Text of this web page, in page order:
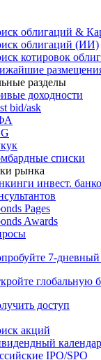
облигаций &
облигаций (ИИ)
котировок
размещения
разделы
доходности
bid/ask
списки
рынка
инвест.
Pages
7-дневный
глобальную
доступ